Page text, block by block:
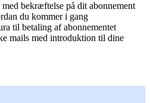
bekræftelse på dit abonnement
du kommer i gang
til betaling af abonnementet
mails med introduktion til dine